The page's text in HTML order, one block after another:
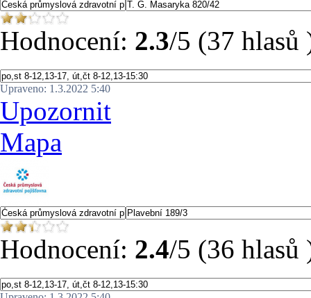
Hodnocení: 2.3/5 (37 hlasů
Upraveno: 1.3.2022 5:40
Upozornit
Mapa
Hodnocení: 2.4/5 (36 hlasů